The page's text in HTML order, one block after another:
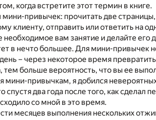
когда встретите этот термин в книге.
привычек: прочитать две страницы,
клиенту, отправить или ответить на
необходимое вам занятие и делайте его
в нечто большее. Для мини-привычек
– через некоторое время
тем больше вероятность, что вы ее
мини-привычкам, я добился
спустя два года после того, как сделал
со мной в это время.
месяцев выполнения нескольких